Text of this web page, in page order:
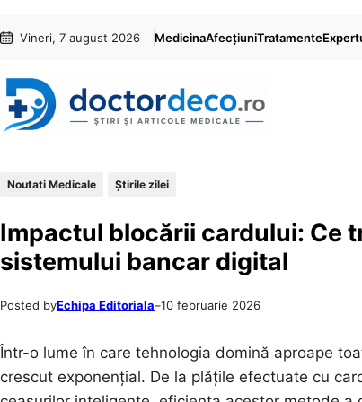
conținut
content
Vineri, 7 august 2026 MedicinaAfecțiuniTratamente
Noutati Medicale Știrile zilei
Impactul blocării cardului: Ce
sistemului bancar digital
Posted byEchipa Editoriala–10 februarie 2026
Într-o lume în care tehnologia domină aproape
crescut exponențial. De la plățile efectuate cu